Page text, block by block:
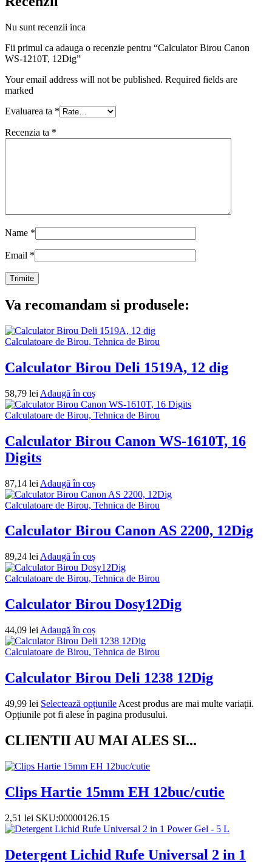
Nu sunt recenzii inca
Fii primul ca adauga o recenzie pentru “Calculator Birou Canon
WS-1210T, 12Dig”
Your email address will not be published. Required fields are
marked
Evaluarea ta *
Recenzia ta *
Name *
Email *
Va recomandam si produsele:
Calculatoare de Birou, Tehnica de Birou
Calculator Birou Deli 1519A, 12 dig
58,79 lei Adaugă în coș
Calculatoare de Birou, Tehnica de Birou
Calculator Birou Canon WS-1610T, 16
Digits
87,14 lei Adaugă în coș
Calculatoare de Birou, Tehnica de Birou
Calculator Birou Canon AS 2200, 12Dig
89,24 lei Adaugă în coș
Calculatoare de Birou, Tehnica de Birou
Calculator Birou Dosy12Dig
44,09 lei Adaugă în coș
Calculatoare de Birou, Tehnica de Birou
Calculator Birou Deli 1238 12Dig
49,99 lei Selectează opțiunile Acest produs are mai multe variații.
Opțiunile pot fi alese în pagina produsului.
CLIENTII AU MAI ALES SI...
Clips Hartie 15mm EH 12buc/cutie
2,51 lei SKU:00000126.15
Detergent Lichid Rufe Universal 2 in 1